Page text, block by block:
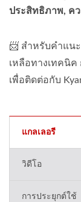
ประสิทธิภาพ, ค
📨 สำหรับคำแน
เหลือทางเทคนิค
เพื่อติดต่อกับ
แกลเลอรี
วิดีโอ
การประยุกต์ใช้